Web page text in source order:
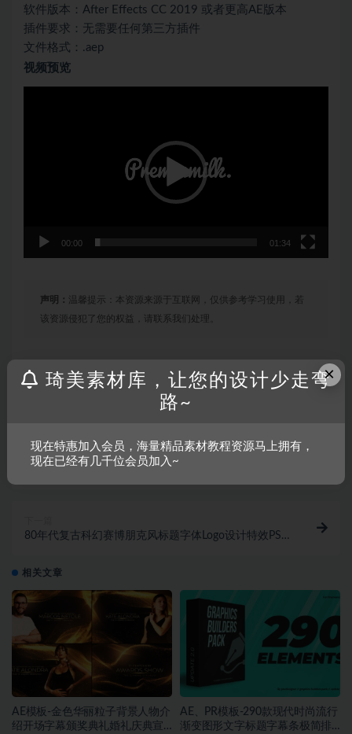
软件版本：After Effects CC 2019 或者更高AE版本
插件要求：无需要任何第三方插件
文件格式：.aep
视频预览
00:00 01:34
声明： 温馨提示：本资源来源于互联网，仅供参考学习使用，若
该资源侵犯了您的权益，请联系我们处理。
收藏 链接
上一篇
全息酸性液态流体蠕动迷幻扭曲拉伸发光特效模板PS设
计素材
80年代复古科幻赛博朋克风标题字体Logo设计特效PSD
相关文章
AE模板-金色华丽粒子背景人物介
绍开场字幕颁奖典礼婚礼庆典宣
AE、PR模板-290款现代时尚流行
渐变图形文字标题字幕条极简排
×
琦美素材库，让您的设计少走弯
路~
现在特惠加入会员，海量精品素材教程资源马上拥有，
现在已经有几千位会员加入~